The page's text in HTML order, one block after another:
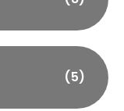
(5)